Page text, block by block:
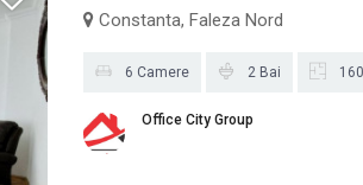
Constanta, Faleza Nord
6 Camere 2 Bai
Office City Group